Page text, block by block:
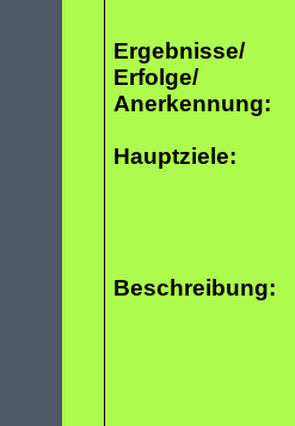
Ergebnisse/
Erfolge/
Anerkennung:
Hauptziele:
Beschreibung: